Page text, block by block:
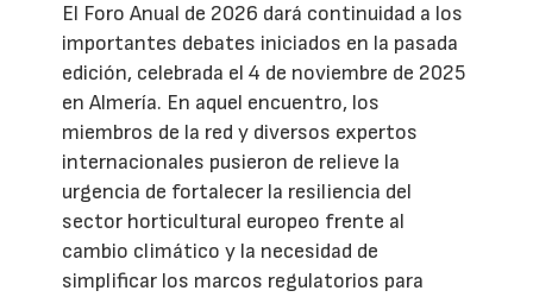
El Foro Anual de 2026 dará continuidad a los
importantes debates iniciados en la pasada
edición, celebrada el 4 de noviembre de 2025
en Almería. En aquel encuentro, los
miembros de la red y diversos expertos
internacionales pusieron de relieve la
urgencia de fortalecer la resiliencia del
sector horticultural europeo frente al
cambio climático y la necesidad de
simplificar los marcos regulatorios para